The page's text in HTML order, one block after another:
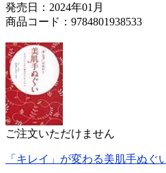
発売日：2024年01月
商品コード：9784801938533
ご注文いただけません
「キレイ」が変わる美肌手ぬぐ